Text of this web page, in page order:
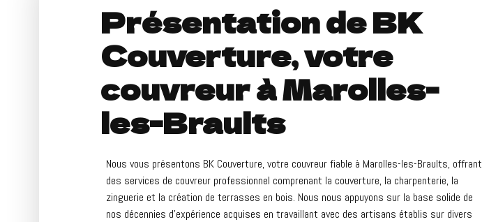
Présentation de BK
Couverture, votre
couvreur à Marolles-
les-Braults
Nous vous présentons BK Couverture, votre couvreur fiable à Marolles-les-Braults, offrant
des services de couvreur professionnel comprenant la couverture, la charpenterie, la
zinguerie et la création de terrasses en bois. Nous nous appuyons sur la base solide de
nos décennies d'expérience acquises en travaillant avec des artisans établis sur divers